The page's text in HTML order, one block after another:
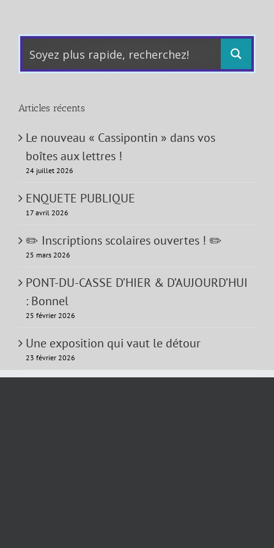
Articles récents
Le nouveau « Cassipontin » dans vos
boîtes aux lettres !
24 juillet 2026
ENQUETE PUBLIQUE
17 avril 2026
✏️ Inscriptions scolaires ouvertes ! ✏️
25 mars 2026
PONT-DU-CASSE D’HIER & D’AUJOURD’HUI
: Bonnel
25 février 2026
Une exposition qui vaut le détour
23 février 2026